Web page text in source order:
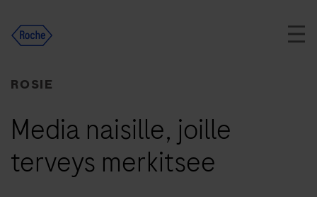
content
ROSIE
Media naisille, joille
terveys merkitsee